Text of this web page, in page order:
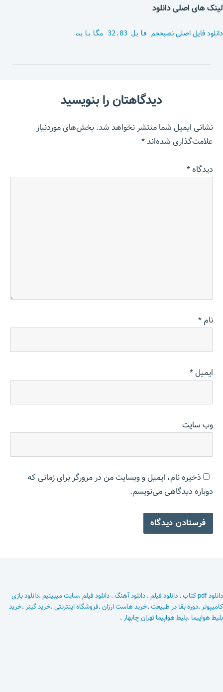
لینک های اصلی دانلود
دانلود فایل اصلی نصبحجم فایل 32.83 مگابایت
دیدگاهتان را بنویسید
نشانی ایمیل شما منتشر نخواهد شد.بخش‌های موردنیاز
علامت‌گذاری شده‌اند*
دیدگاه*
نام*
ایمیل*
وب‌ سایت
ذخیره نام، ایمیل و وبسایت من در مرورگر برای زمانی که
دوباره دیدگاهی می‌نویسم.
دانلود pdf کتاب .دانلود فیلم.دانلود آهنگ.دانلود فیلم.سایت میبینیم.دانلود بازی
کامیپوتر .دوره بقا در طبیعت.خرید هاست ارزان.فروشگاه اینترنتی.خرید گینر .خرید
بلیط هواپیما .بلیط هواپیما تهران چابهار .